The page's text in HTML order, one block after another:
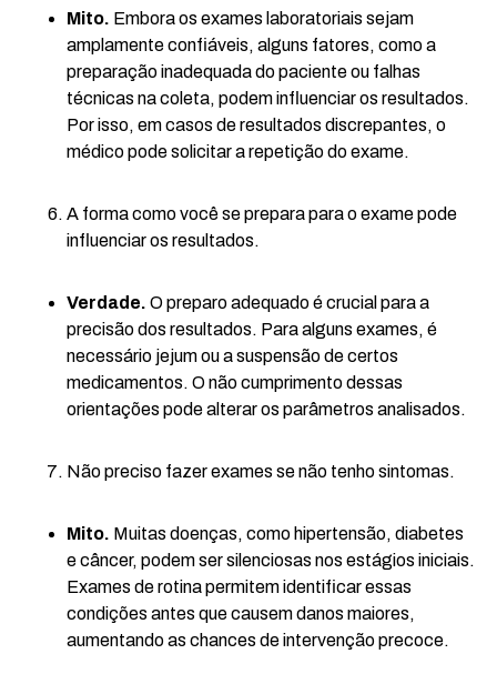
Mito. Embora os exames laboratoriais sejam
amplamente confiáveis, alguns fatores, como a
preparação inadequada do paciente ou falhas
técnicas na coleta, podem influenciar os resultados.
Por isso, em casos de resultados discrepantes, o
médico pode solicitar a repetição do exame.
A forma como você se prepara para o exame pode
influenciar os resultados.
Verdade. O preparo adequado é crucial para a
precisão dos resultados. Para alguns exames, é
necessário jejum ou a suspensão de certos
medicamentos. O não cumprimento dessas
orientações pode alterar os parâmetros analisados.
Não preciso fazer exames se não tenho sintomas.
Mito. Muitas doenças, como hipertensão, diabetes
e câncer, podem ser silenciosas nos estágios iniciais.
Exames de rotina permitem identificar essas
condições antes que causem danos maiores,
aumentando as chances de intervenção precoce.